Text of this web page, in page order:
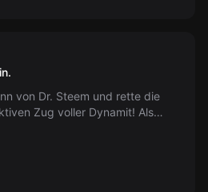
von Dr. Steem und rette die
Zug voller Dynamit! Als
Tag zu retten?